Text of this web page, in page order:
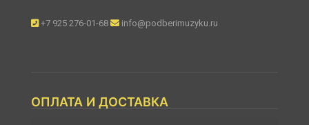
+7 925 276-01-68 info@podberimuzyku.ru
ОПЛАТА И ДОСТАВКА